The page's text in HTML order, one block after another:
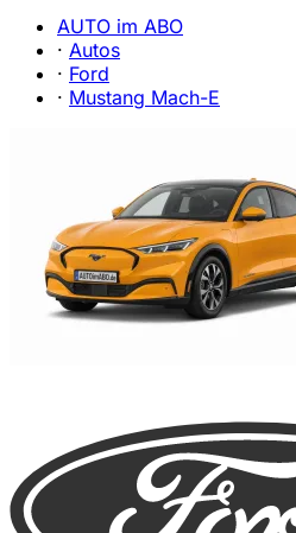
AUTO im ABO
· Autos
· Ford
· Mustang Mach-E